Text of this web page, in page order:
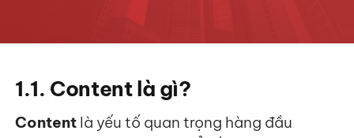
1.1. Content là gì?
Content là yếu tố quan trọng hàng đầu